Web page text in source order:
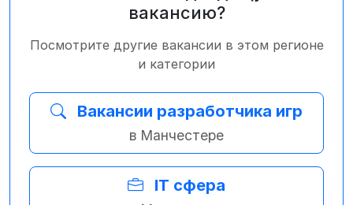
вакансию?
Посмотрите другие вакансии в этом регионе
и категории
Вакансии разработчика игр
в Манчестере
IT сфера